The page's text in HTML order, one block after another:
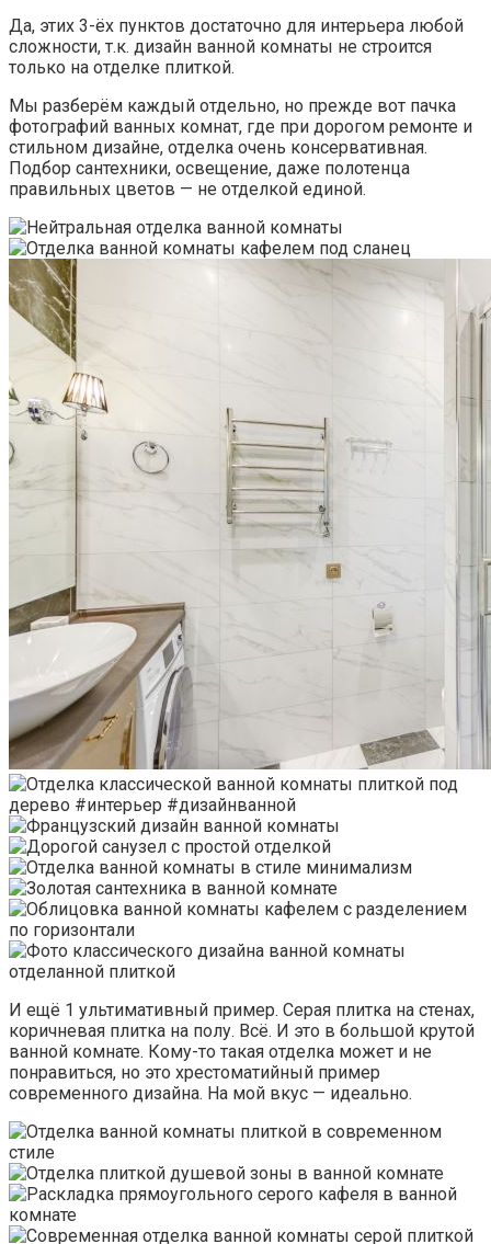
Да, этих 3-ёх пунктов достаточно для интерьера любой
сложности, т.к. дизайн ванной комнаты не строится
только на отделке плиткой.
Мы разберём каждый отдельно, но прежде вот пачка
фотографий ванных комнат, где при дорогом ремонте и
стильном дизайне, отделка очень консервативная.
Подбор сантехники, освещение, даже полотенца
правильных цветов — не отделкой единой.
И ещё 1 ультимативный пример. Серая плитка на стенах,
коричневая плитка на полу. Всё. И это в большой крутой
ванной комнате. Кому-то такая отделка может и не
понравиться, но это хрестоматийный пример
современного дизайна. На мой вкус — идеально.